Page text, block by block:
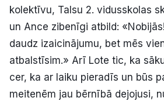
kolektīvu, Talsu 2. vidusskolas
un Ance zibenīgi atbild:
daudz izaicinājumu, bet mēs
atbalstīsim.» Arī Lote tic, ka
cer, ka ar laiku pieradīs un būs
meitenēm jau bērnībā dejojusi,